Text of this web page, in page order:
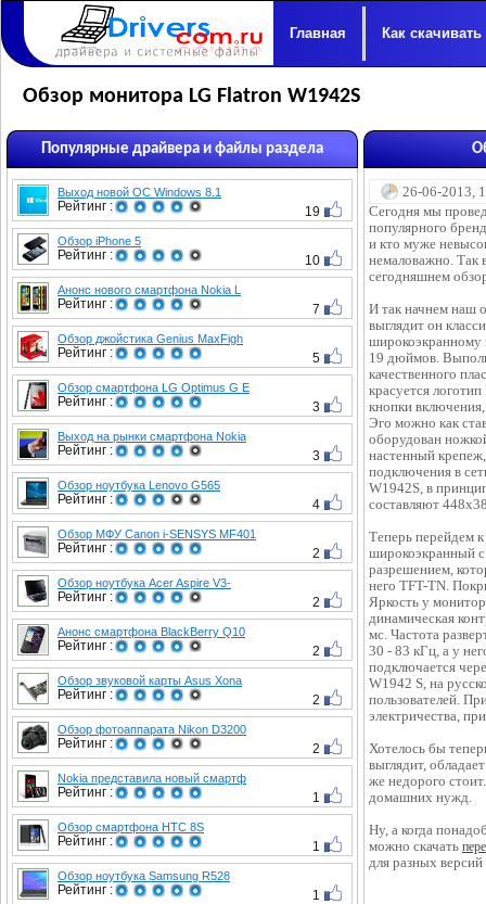
Главная Как скачивать
Обзор монитора LG Flatron W1942S
Популярные драйвера и файлы раздела
Выход новой ОС Windows 8.1
Рейтинг : 19
Обзор iPhone 5
Рейтинг : 10
Анонс нового смартфона Nokia L
Рейтинг : 7
Обзор джойстика Genius MaxFigh
Рейтинг : 5
Обзор смартфона LG Optimus G E
Рейтинг : 3
Выход на рынки смартфона Nokia
Рейтинг : 3
Обзор ноутбука Lenovo G565
Рейтинг : 4
Обзор МФУ Canon i-SENSYS MF401
Рейтинг : 2
Обзор ноутбука Acer Aspire V3-
Рейтинг : 2
Анонс смартфона BlackBerry Q10
Рейтинг : 2
Обзор звуковой карты Asus Xona
Рейтинг : 2
Обзор фотоаппарата Nikon D3200
Рейтинг : 2
Nokia представила новый смартф
Рейтинг : 1
Обзор смартфона HTC 8S
Рейтинг : 1
Обзор ноутбука Samsung R528
Рейтинг : 1
26-06-2013,
Сегодня мы
популярного
и кто муже
немаловажно. Так
сегодняшнем
И так начнем наш
выглядит он
широкоэкранному
19 дюймов.
качественного
красуется
кнопки
Эго можно как
оборудован
настенный
подключения в
W1942S, в
составляют
Теперь перейдем
широкоэкранный
разрешением,
него TFT-TN.
Яркость у
динамическая
мс. Частота
30 - 83 кГц, а у
подключается
W1942 S, на
пользователей.
электричества,
Хотелось бы
выглядит,
же недорого
домашних нужд.
Ну, а когда
можно скачать
для разных